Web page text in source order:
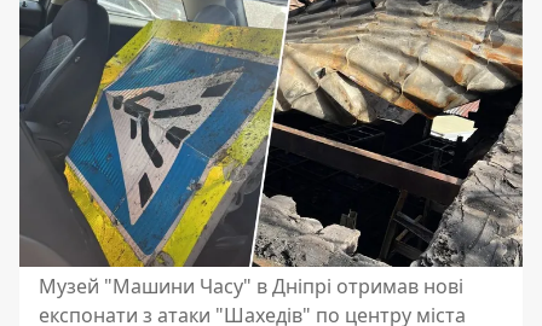
Музей "Машини Часу" в Дніпрі отримав нові
експонати з атаки "Шахедів" по центру міста